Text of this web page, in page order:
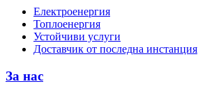
Електроенергия
Топлоенергия
Устойчиви услуги
Доставчик от последна инстанция
За нас